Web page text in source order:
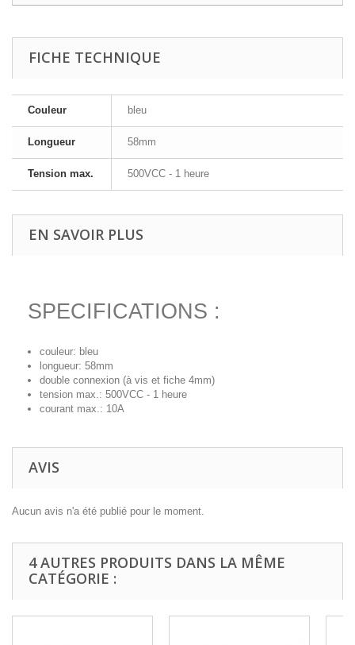
FICHE TECHNIQUE
Couleur bleu
Longueur 58mm
Tension max. 500VCC - 1 heure
EN SAVOIR PLUS
SPECIFICATIONS :
couleur: bleu
longueur: 58mm
double connexion (à vis et fiche 4mm)
tension max.: 500VCC - 1 heure
courant max.: 10A
AVIS
Aucun avis n'a été publié pour le moment.
4 AUTRES PRODUITS DANS LA MÊME
CATÉGORIE :